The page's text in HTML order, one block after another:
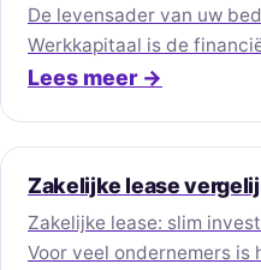
De levensader van uw
Werkkapitaal is de
Lees meer →
Zakelijke lease
Zakelijke lease: slim
Voor veel ondernemers